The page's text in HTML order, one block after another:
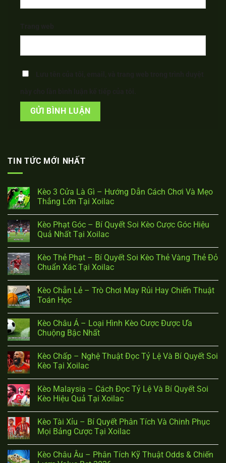
TIN TỨC MỚI NHẤT
Kèo 3 Cửa Là Gì – Hướng Dẫn Cách Chơi Và Mẹo
Thắng Lớn Tại Xoilac
Kèo Phạt Góc – Bí Quyết Soi Kèo Cược Góc Hiệu
Quả Nhất Tại Xoilac
Kèo Thẻ Phạt – Bí Quyết Soi Kèo Thẻ Vàng Thẻ Đỏ
Chuẩn Xác Tại Xoilac
Kèo Chẵn Lẻ – Trò Chơi May Rủi Hay Chiến Thuật
Toán Học
Kèo Châu Á – Loại Hình Kèo Cược Được Ưa
Chuộng Bậc Nhất
Kèo Chấp – Nghệ Thuật Đọc Tỷ Lệ Và Bí Quyết Soi
Kèo Tại Xoilac
Kèo Malaysia – Cách Đọc Tỷ Lệ Và Bí Quyết Soi
Kèo Hiệu Quả Tại Xoilac
Kèo Tài Xỉu – Bí Quyết Phân Tích Và Chinh Phục
Mọi Bảng Cược Tại Xoilac
Kèo Châu Âu – Phân Tích Kỹ Thuật Odds & Chiến